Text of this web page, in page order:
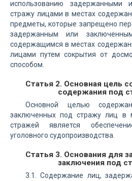
использованию задержанными
стражу лицами в местах
предметы, которые запрещено
задержанным или
содержащимся в местах
лицами путем сокрытия от
способом.
Статья 2. Основная цель
содержания под
Основной целью
заключенных под стражу лиц в
стражей является
уголовного судопроизводства.
Статья 3. Основания для
заключения под
3.1. Содержание лиц,